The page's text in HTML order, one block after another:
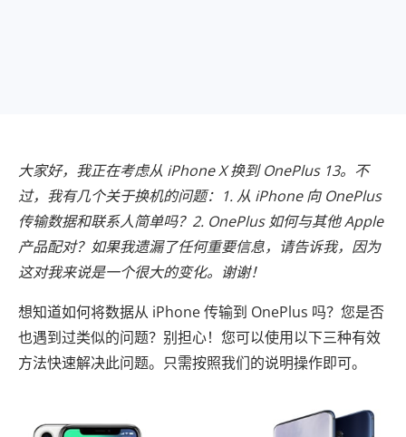
大家好，我正在考虑从 iPhone X 换到 OnePlus 13。不
过，我有几个关于换机的问题：1. 从 iPhone 向 OnePlus
传输数据和联系人简单吗？2. OnePlus 如何与其他 Apple
产品配对？如果我遗漏了任何重要信息，请告诉我，因为
这对我来说是一个很大的变化。谢谢！
想知道如何将数据从 iPhone 传输到 OnePlus 吗？您是否
也遇到过类似的问题？别担心！您可以使用以下三种有效
方法快速解决此问题。只需按照我们的说明操作即可。